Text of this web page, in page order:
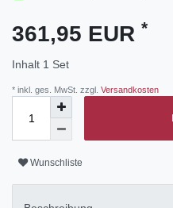
361,95 EUR *
Inhalt 1 Set
* inkl. ges. MwSt. zzgl. Versandkosten
Wunschliste